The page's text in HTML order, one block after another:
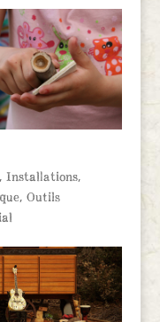
, Installations,
, Outils